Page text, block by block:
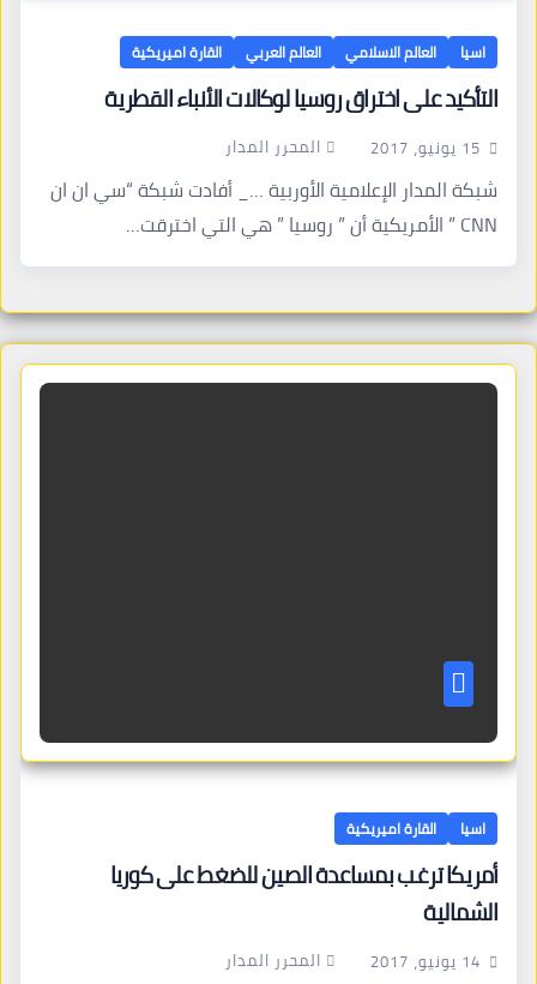
اسيا العالم الاسلامي العالم العربي القارة اميريكية
التأكيد على اختراق روسيا لوكالات الأنباء القطرية
15 يونيو، 2017 المحرر المدار
شبكة المدار الإعلامية الأوربية …_ أفادت شبكة “سي ان ان
CNN ” الأمريكية أن ” روسيا ” هي التي اخترقت…
اسيا القارة اميريكية
أمريكا ترغب بمساعدة الصين للضغط على كوريا
الشمالية
14 يونيو، 2017 المحرر المدار